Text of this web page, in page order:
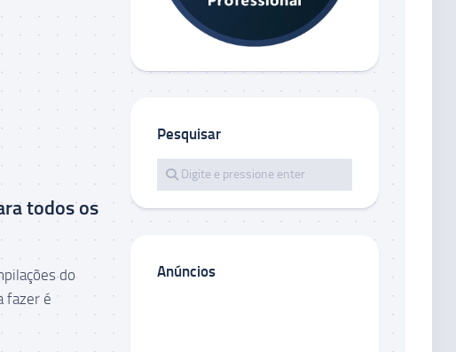
todos os
do
fazer é
Pesquisar
Anúncios